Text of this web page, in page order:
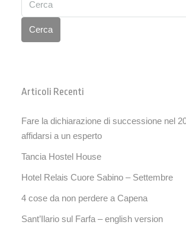
Cerca
Articoli Recenti
Fare la dichiarazione di successione nel
affidarsi a un esperto
Tancia Hostel House
Hotel Relais Cuore Sabino – Settembre
4 cose da non perdere a Capena
Sant’Ilario sul Farfa – english version